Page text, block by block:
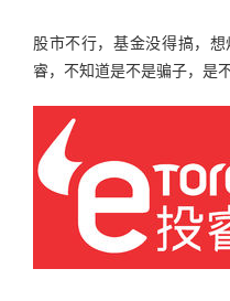
股市不行，基金没得搞，
睿，不知道是不是骗子，是